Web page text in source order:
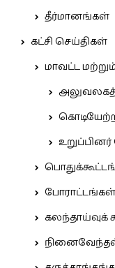
தீர்மானங்கள்
கட்சி செய்திகள்
மாவட்ட
அலுவலகத்
கொடியேற்ற
போராட்டங்கள்
கலந்தாய்வுக்